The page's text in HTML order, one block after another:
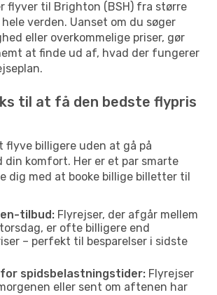
flyver til Brighton (BSH) fra større
verden. Uanset om du søger
eller overkommelige priser, gør
at finde ud af, hvad der fungerer
til at få den bedste flypris
flyve billigere uden at gå på
din komfort. Her er et par smarte
dig med at booke billige billetter til
tilbud: Flyrejser, der afgår mellem
er ofte billigere end
– perfekt til besparelser i sidste
for spidsbelastningstider: Flyrejser
eller sent om aftenen har